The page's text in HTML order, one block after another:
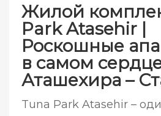
Жилой
Park Atasehir |
Роскошные
в самом
Аташехира –
Tuna Park Atasehir –